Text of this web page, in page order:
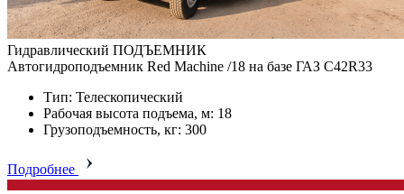
Гидравлический ПОДЪЕМНИК
Автогидроподъемник Red Machine /18 на базе ГАЗ C42R33
Тип: Телескопический
Рабочая высота подъема, м: 18
Грузоподъемность, кг: 300
Подробнее